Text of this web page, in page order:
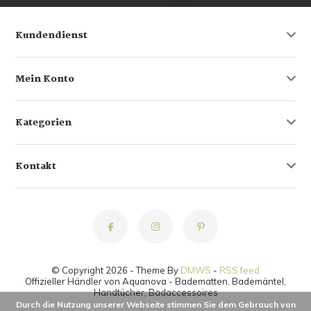
Kundendienst
Mein Konto
Kategorien
Kontakt
© Copyright 2026 - Theme By DMWS - RSS feed
Offizieller Händler von Aquanova - Badematten, Bademäntel,
Handtücher, Badaccessoires
Durch die Nutzung unserer Webseite stimmen Sie dem Gebrauch von